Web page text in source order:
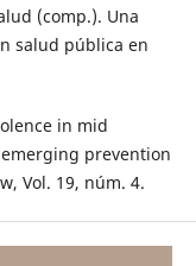
(comp.). Una
salud pública en
in mid
prevention
Vol. 19, núm. 4.